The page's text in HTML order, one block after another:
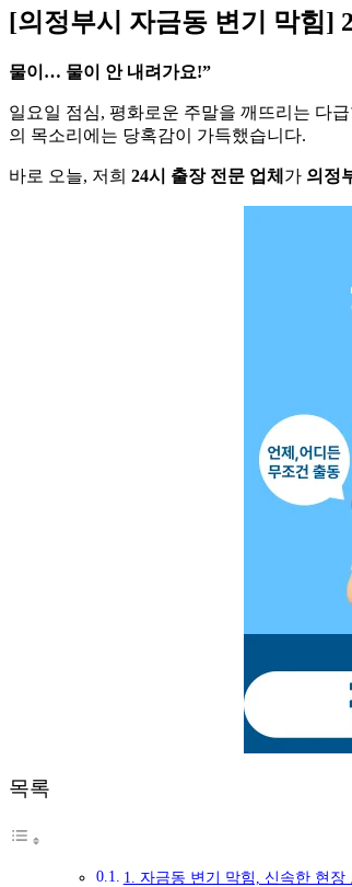
[의정부시 자금동 변기 막힘]
물이… 물이 안 내려가요!”
일요일 점심, 평화로운 주말을 깨뜨리는 다
의 목소리에는 당혹감이 가득했습니다.
바로 오늘, 저희 24시 출장 전문 업체 가 의정
목록
1. 자금동 변기 막힘, 신속한 현장